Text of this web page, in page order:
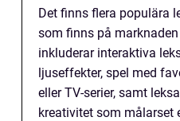
Det finns flera populära
som finns på
inkluderar interaktiva
ljuseffekter, spel med
eller TV-serier, samt
kreativitet som målarset